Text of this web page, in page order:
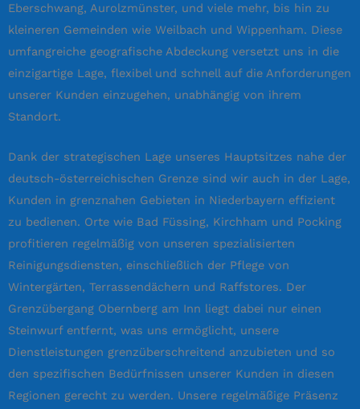
Eberschwang, Aurolzmünster, und viele mehr, bis hin zu
kleineren Gemeinden wie Weilbach und Wippenham. Diese
umfangreiche geografische Abdeckung versetzt uns in die
einzigartige Lage, flexibel und schnell auf die Anforderungen
unserer Kunden einzugehen, unabhängig von ihrem
Standort.
Dank der strategischen Lage unseres Hauptsitzes nahe der
deutsch-österreichischen Grenze sind wir auch in der Lage,
Kunden in grenznahen Gebieten in Niederbayern effizient
zu bedienen. Orte wie Bad Füssing, Kirchham und Pocking
profitieren regelmäßig von unseren spezialisierten
Reinigungsdiensten, einschließlich der Pflege von
Wintergärten, Terrassendächern und Raffstores. Der
Grenzübergang Obernberg am Inn liegt dabei nur einen
Steinwurf entfernt, was uns ermöglicht, unsere
Dienstleistungen grenzüberschreitend anzubieten und so
den spezifischen Bedürfnissen unserer Kunden in diesen
Regionen gerecht zu werden. Unsere regelmäßige Präsenz